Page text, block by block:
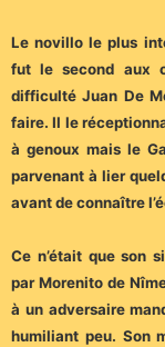
Le novillo le plus
fut le second aux
difficulté Juan De
faire. Il le
à genoux mais le
parvenant à lier
avant de connaître
Ce n’était que son
par Morenito de
à un adversaire
humiliant peu. Son